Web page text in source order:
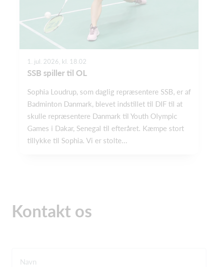
1. jul. 2026, kl. 18.02
SSB spiller til OL
Sophia Loudrup, som daglig repræsentere SSB, er af
Badminton Danmark, blevet indstillet til DIF til at
skulle repræsentere Danmark til Youth Olympic
Games i Dakar, Senegal til efteråret. Kæmpe stort
tillykke til Sophia. Vi er stolte...
Kontakt os
Navn